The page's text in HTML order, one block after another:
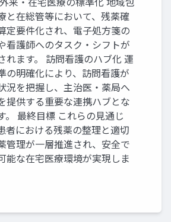
と在総管等において、残薬確
定要件化され、電子処方箋の
看護師へのタスク・シフトが
れます。 訪問看護のハブ化 運
の明確化により、訪問看護が
況を把握し、主治医・薬局へ
提供する重要な連携ハブとな
。 最終目標 これらの見通じ
者における残薬の整理と適切
管理が一層推進され、安全で
能な在宅医療環境が実現しま